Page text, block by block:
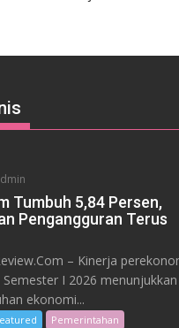
Tumbuh 5,84 Persen,
Pengangguran Terus
– Kinerja
Semester I 2026
ekonomi...
Pemerintahan